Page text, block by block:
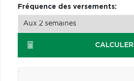
Fréquence des versements:
CALCULER